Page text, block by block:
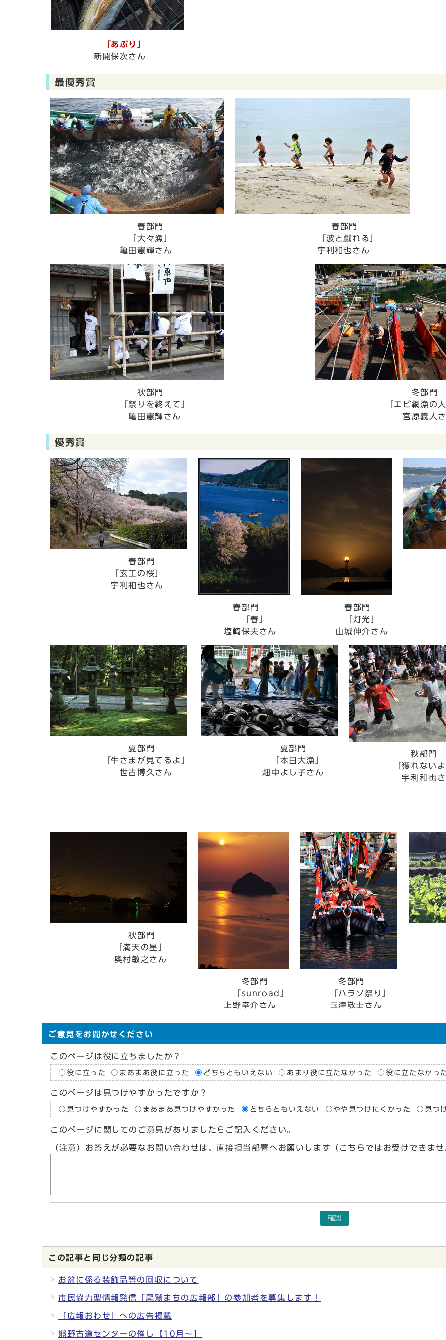
「あぶり」
新開保次さん
最優秀賞
春部門
「大々漁」
亀田憲輝さん
春部門
「波と戯れる」
宇利和也さん
秋部門
「祭りを終えて」
亀田憲輝さん
冬部門
「エビ網漁の人
宮原義人さ
優秀賞
春部門
「玄工の桜」
宇利和也さん
春部門
「春」
塩崎保夫さん
春部門
「灯光」
山城伸介さん
夏部門
「牛さまが見てるよ」
世古博久さん
夏部門
「本日大漁」
畑中よし子さん
秋部門
「獲れないよ
宇利和也さ
秋部門
「満天の星」
奥村敏之さん
冬部門
「sunroad」
上野幸介さん
冬部門
「ハラソ祭り」
玉津敬士さん
ご意見をお聞かせください
このページは役に立ちましたか？
役に立った まあまあ役に立った どちらともいえない あまり役に立たなかった 役に立たなかっ
このページは見つけやすかったですか？
見つけやすかった まあまあ見つけやすかった どちらともいえない やや見つけにくかった 見つ
このページに関してのご意見がありましたらご記入ください。
（注意）お答えが必要なお問い合わせは、直接担当部署へお願いします（こちらではお受けできま
確認
この記事と同じ分類の記事
お盆に係る装飾品等の回収について
市民協力型情報発信「尾鷲まちの広報部」の参加者を募集します！
「広報おわせ」への広告掲載
熊野古道センターの催し【10月～】